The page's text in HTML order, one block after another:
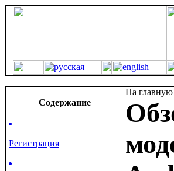
Cодержание
Регистрация
На главную